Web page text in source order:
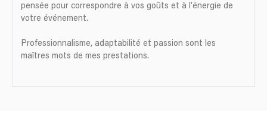
pensée pour correspondre à vos goûts et à l’énergie de
votre événement.
Professionnalisme, adaptabilité et passion sont les
maîtres mots de mes prestations.